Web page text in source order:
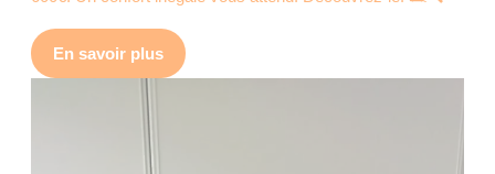
En savoir plus